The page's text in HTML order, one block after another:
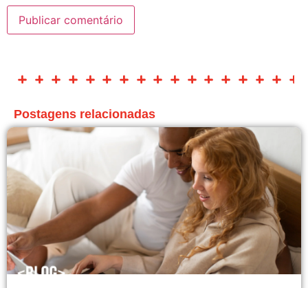
Postagens relacionadas